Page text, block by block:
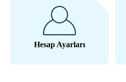
Hesap Ayarları